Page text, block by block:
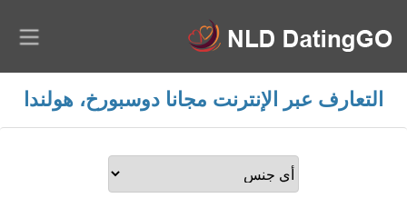
التعارف عبر الإنترنت مجانا دوسبورخ، هولندا